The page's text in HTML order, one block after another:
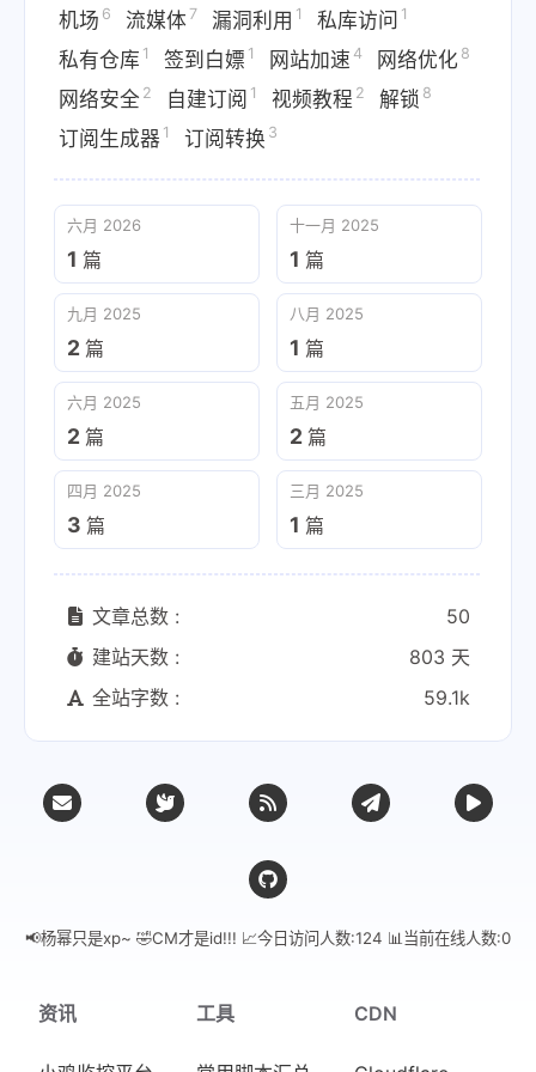
机场 6 流媒体 7 漏洞利用 1 私库访问 1
私有仓库 1 签到白嫖 1 网站加速 4 网络优化 8
网络安全 2 自建订阅 1 视频教程 2 解锁 8
订阅生成器 1 订阅转换 3
六月 2026
1 篇
十一月 2025
1 篇
九月 2025
2 篇
八月 2025
1 篇
六月 2025
2 篇
五月 2025
2 篇
四月 2025
3 篇
三月 2025
1 篇
文章总数 :
50
建站天数 :
803 天
全站字数 :
59.1k
📢杨幂只是xp~ 🤣CM才是id!!! 📈今日访问人数:124 📊当前在线人数:0
资讯 工具 CDN